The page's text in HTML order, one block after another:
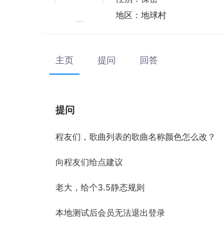
地区： 地球村
主页 提问 回答
提问
程友们，歌曲列表的歌曲名称颜色怎么改？
向程友们给点建议
老大，给个3.5静态规则
本地测试后会员无法退出登录